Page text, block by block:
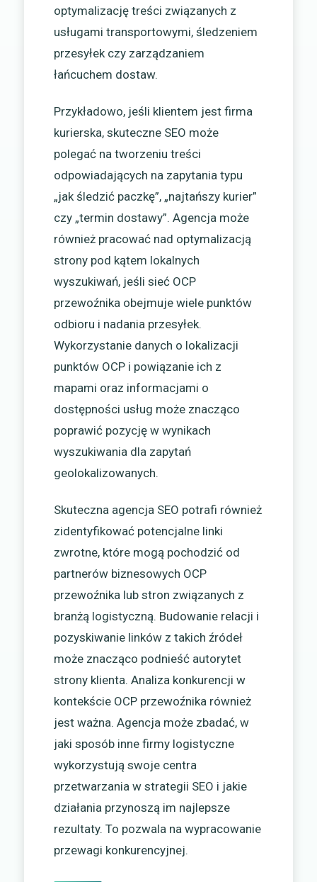
optymalizację treści związanych z
usługami transportowymi, śledzeniem
przesyłek czy zarządzaniem
łańcuchem dostaw.
Przykładowo, jeśli klientem jest firma
kurierska, skuteczne SEO może
polegać na tworzeniu treści
odpowiadających na zapytania typu
„jak śledzić paczkę”, „najtańszy kurier”
czy „termin dostawy”. Agencja może
również pracować nad optymalizacją
strony pod kątem lokalnych
wyszukiwań, jeśli sieć OCP
przewoźnika obejmuje wiele punktów
odbioru i nadania przesyłek.
Wykorzystanie danych o lokalizacji
punktów OCP i powiązanie ich z
mapami oraz informacjami o
dostępności usług może znacząco
poprawić pozycję w wynikach
wyszukiwania dla zapytań
geolokalizowanych.
Skuteczna agencja SEO potrafi również
zidentyfikować potencjalne linki
zwrotne, które mogą pochodzić od
partnerów biznesowych OCP
przewoźnika lub stron związanych z
branżą logistyczną. Budowanie relacji i
pozyskiwanie linków z takich źródeł
może znacząco podnieść autorytet
strony klienta. Analiza konkurencji w
kontekście OCP przewoźnika również
jest ważna. Agencja może zbadać, w
jaki sposób inne firmy logistyczne
wykorzystują swoje centra
przetwarzania w strategii SEO i jakie
działania przynoszą im najlepsze
rezultaty. To pozwala na wypracowanie
przewagi konkurencyjnej.